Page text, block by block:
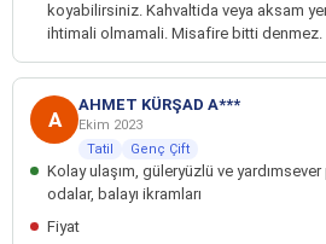
koyabilirsiniz. Kahvaltida veya aksam
ihtimali olmamali. Misafire bitti denmez.
A
AHMET KÜRŞAD A***
Ekim 2023
Tatil
Genç Çift
Kolay ulaşım, güleryüzlü ve
odalar, balayı ikramları
Fiyat